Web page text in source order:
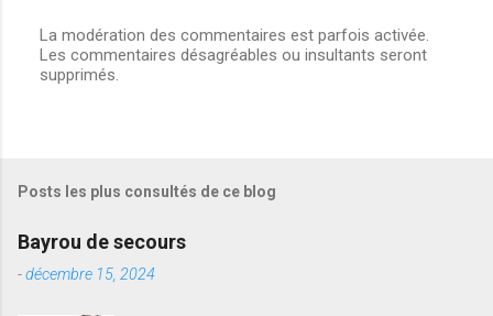
E
n
t
e
r
u
La modération des commentaires est parfois activée.
Les commentaires désagréables ou insultants seront
supprimés.
Posts les plus consultés de ce blog
Bayrou de secours
-décembre 15, 2024